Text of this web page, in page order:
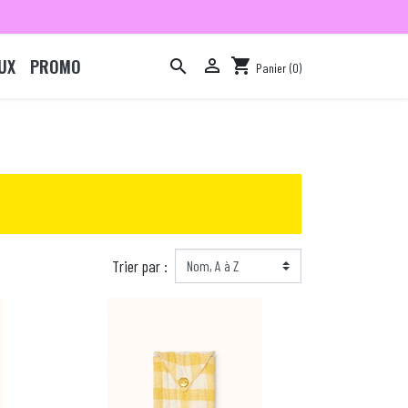
PROMO   shopping_cart Panier (0)
Trier par :